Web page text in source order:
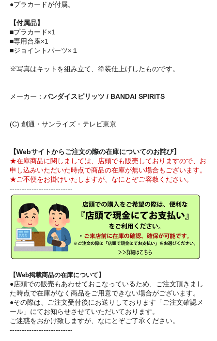
●プラカードが付属。
【付属品】
■プラカード×1
■専用台座×1
■ジョイントパーツ×１
※写真はキットを組み立て、塗装仕上げしたものです。
メーカー： バンダイスピリッツ / BANDAI SPIRITS
(C) 創通・サンライズ・テレビ東京
【Webサイトからご注文の際の在庫についてのお詫び】
★在庫商品に関しましては、店頭でも販売しておりますので、お
申し込みいただいた時点で商品の在庫が無い場合もございます。
★ご不便をお掛けいたしますが、なにとぞご容赦ください。
--------------------------
【Web掲載商品の在庫について】
●店頭での販売もあわせておこなっているため、ご注文頂きまし
た時点で在庫がなく商品をご用意できない場合がございます。
●その際は、ご注文受付後にお送りしております「ご注文確認メ
ール」にてお知らせさせていただいております。
ご迷惑をおかけ致しますが、なにとぞご了承ください。
--------------------------